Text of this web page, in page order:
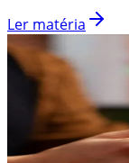
Ler matéria